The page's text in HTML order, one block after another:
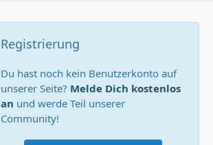
Registrierung
Du hast noch kein Benutzerkonto auf
unserer Seite? Melde Dich kostenlos
an und werde Teil unserer
Community!